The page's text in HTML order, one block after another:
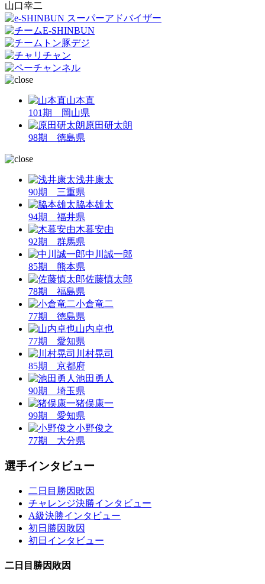
山口幸二
山本直
101期 岡山県
原田研太朗
98期 徳島県
浅井康太
90期 三重県
脇本雄太
94期 福井県
木暮安由
92期 群馬県
中川誠一郎
85期 熊本県
佐藤慎太郎
78期 福島県
小倉竜二
77期 徳島県
山内卓也
77期 愛知県
川村晃司
85期 京都府
池田勇人
90期 埼玉県
猪俣康一
99期 愛知県
小野俊之
77期 大分県
選手インタビュー
二日目勝因敗因
チャレンジ決勝インタビュー
A級決勝インタビュー
初日勝因敗因
初日インタビュー
二日目勝因敗因